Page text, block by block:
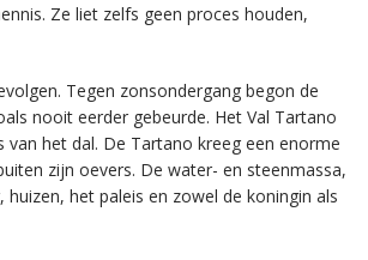
Ze liet zelfs geen proces houden,
Tegen zonsondergang begon de
nooit eerder gebeurde. Het Val Tartano
het dal. De Tartano kreeg een enorme
zijn oevers. De water- en steenmassa,
het paleis en zowel de koningin als